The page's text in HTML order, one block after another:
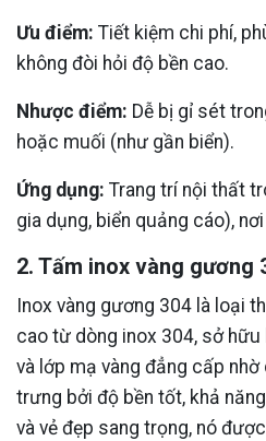
Ưu điểm: Tiết kiệm chi phí,
không đòi hỏi độ bền cao.
Nhược điểm: Dễ bị gỉ sét
hoặc muối (như gần biển).
Ứng dụng: Trang trí nội thất
gia dụng, biển quảng cáo),
2. Tấm inox vàng gương
Inox vàng gương 304 là loại
cao từ dòng inox 304, sở
và lớp mạ vàng đẳng cấp
trưng bởi độ bền tốt, khả
và vẻ đẹp sang trọng, nó